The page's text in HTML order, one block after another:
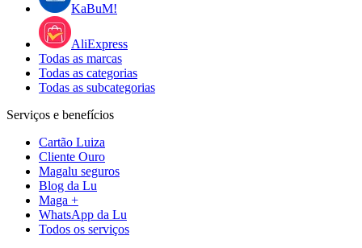
KaBuM!
AliExpress
Todas as marcas
Todas as categorias
Todas as subcategorias
Serviços e benefícios
Cartão Luiza
Cliente Ouro
Magalu seguros
Blog da Lu
Maga +
WhatsApp da Lu
Todos os serviços